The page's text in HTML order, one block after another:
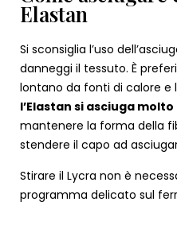
Elastan
Si sconsiglia l’uso
danneggi il tessuto. È
lontano da fonti di calore e
l’Elastan si asciuga
mantenere la forma della
stendere il capo ad
Stirare il Lycra non è
programma delicato sul